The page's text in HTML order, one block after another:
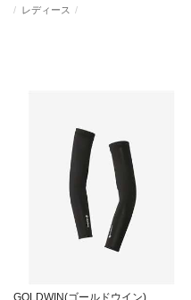
レディース
GOLDWIN(ゴールドウイン)